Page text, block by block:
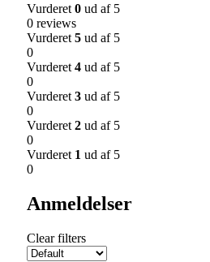
Vurderet 0 ud af 5
0 reviews
Vurderet 5 ud af 5
0
Vurderet 4 ud af 5
0
Vurderet 3 ud af 5
0
Vurderet 2 ud af 5
0
Vurderet 1 ud af 5
0
Anmeldelser
Clear filters